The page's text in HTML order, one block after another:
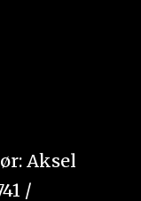
Aksel
/